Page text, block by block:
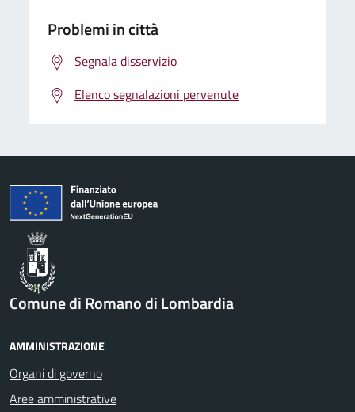
Problemi in città
Segnala disservizio
Elenco segnalazioni pervenute
Comune di Romano di Lombardia
AMMINISTRAZIONE
Organi di governo
Aree amministrative